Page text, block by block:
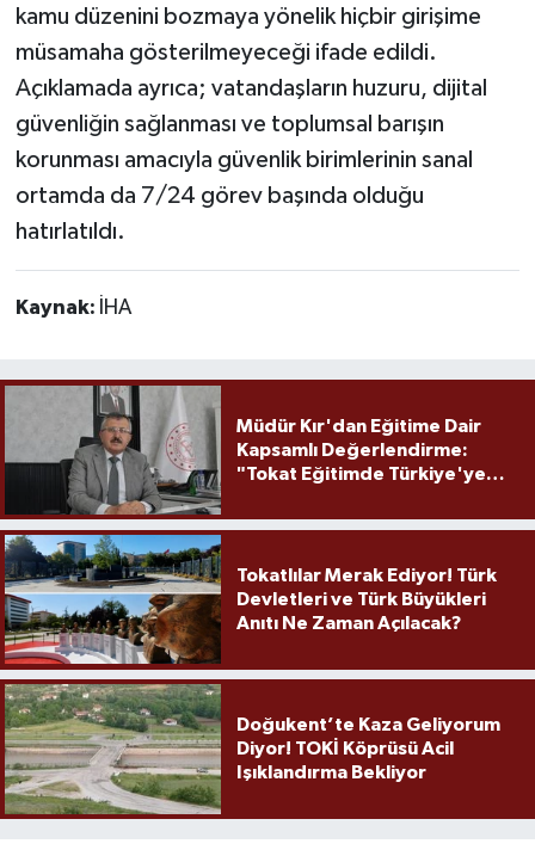
kamu düzenini bozmaya yönelik hiçbir girişime
müsamaha gösterilmeyeceği ifade edildi.
Açıklamada ayrıca; vatandaşların huzuru, dijital
güvenliğin sağlanması ve toplumsal barışın
korunması amacıyla güvenlik birimlerinin sanal
ortamda da 7/24 görev başında olduğu
hatırlatıldı.
Kaynak: İHA
Müdür Kır'dan Eğitime Dair
Kapsamlı Değerlendirme:
"Tokat Eğitimde Türkiye'ye
Tokatlılar Merak Ediyor! Türk
Devletleri ve Türk Büyükleri
Anıtı Ne Zaman Açılacak?
Doğukent’te Kaza Geliyorum
Diyor! TOKİ Köprüsü Acil
Işıklandırma Bekliyor